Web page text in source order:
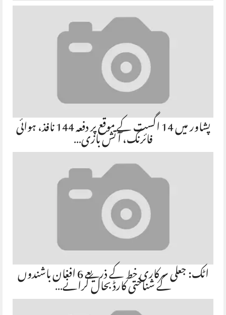
پشاور میں 14 اگست کے موقع پر دفعہ 144 نافذ، ہوائی فائرنگ، آتش بازی…
اٹک: جعلی سرکاری خط کے ذریعے 6 افغان باشندوںکے شناختی کارڈ بحال کرانے…